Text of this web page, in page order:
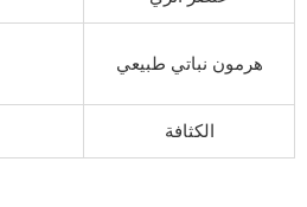
هرمون نباتي طبيعي
الكثافة